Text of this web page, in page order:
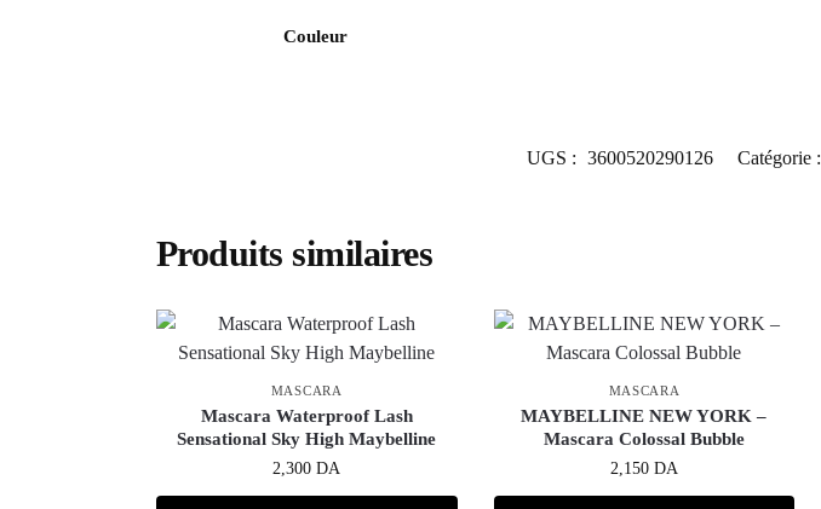
Couleur
UGS : 3600520290126 Catégorie :
Produits similaires
MASCARA
Mascara Waterproof Lash
Sensational Sky High Maybelline
2,300DA
MASCARA
MAYBELLINE NEW YORK –
Mascara Colossal Bubble
2,150 DA